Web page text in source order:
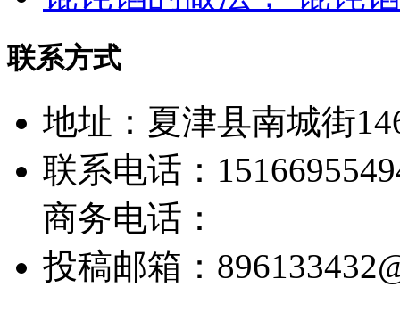
联系方式
地址：夏津县南城街
联系电话：
商务电话：
投稿邮箱：